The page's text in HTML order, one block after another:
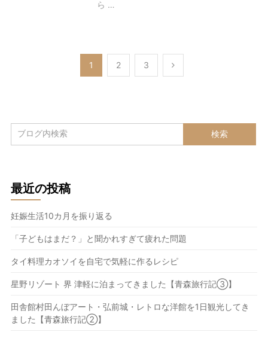
ら …
の
ペ
送
り
1 2 3
最近の投稿
妊娠生活10カ月を振り返る
「子どもはまだ？」と聞かれすぎて疲れた問題
タイ料理カオソイを自宅で気軽に作るレシピ
星野リゾート 界 津軽に泊まってきました【青森旅行記③】
田舎館村田んぼアート・弘前城・レトロな洋館を1日観光してき
ました【青森旅行記②】